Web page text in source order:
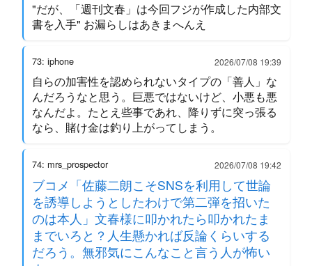
"だが、「週刊文春」は今回フジが作成した内部文
書を入手" お漏らしはあきまへんえ
73: iphone 2026/07/08 19:39
自らの加害性を認められないタイプの「善人」な
んだろうなと思う。巨悪ではないけど、小悪も悪
なんだよ。たとえ些事であれ、降りずに突っ張る
なら、賭け金は釣り上がってしまう。
74: mrs_prospector 2026/07/08 19:42
ブコメ「佐藤二朗こそSNSを利用して世論
を誘導しようとしたわけで第二弾を招いた
のは本人」文春様に叩かれたら叩かれたま
までいろと？人生懸かれば反論くらいする
だろう。無邪気にこんなこと言う人が怖い